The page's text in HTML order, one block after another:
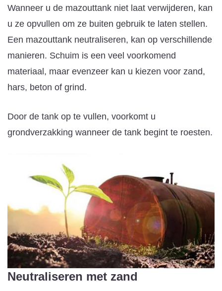
Wanneer u de mazouttank niet laat verwijderen, kan
u ze opvullen om ze buiten gebruik te laten stellen.
Een mazouttank neutraliseren, kan op verschillende
manieren. Schuim is een veel voorkomend
materiaal, maar evenzeer kan u kiezen voor zand,
hars, beton of grind.
Door de tank op te vullen, voorkomt u
grondverzakking wanneer de tank begint te roesten.
Neutraliseren met zand